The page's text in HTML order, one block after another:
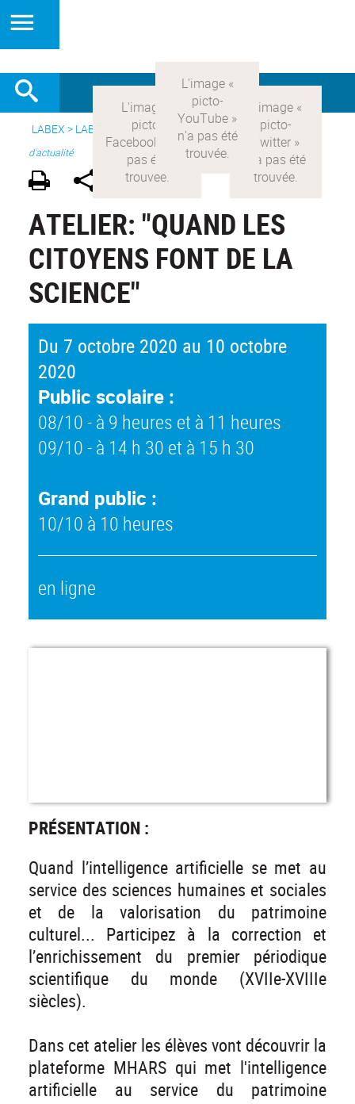
LABEX > LABEX COMOD> Version française
Questions
d'actualité
ATELIER: "QUAND LES
CITOYENS FONT DE LA
SCIENCE"
Du 7 octobre 2020 au 10 octobre
2020
Public scolaire :
08/10 - à 9 heures et à 11 heures
09/10 - à 14 h 30 et à 15 h 30
Grand public :
10/10 à 10 heures
en ligne
PRÉSENTATION :
Quand l’intelligence artificielle se met au
service des sciences humaines et sociales
et de la valorisation du patrimoine
culturel... Participez à la correction et
l’enrichissement du premier périodique
scientifique du monde (XVIIe-XVIIIe
siècles).
Dans cet atelier les élèves vont découvrir la
plateforme MHARS qui met l'intelligence
artificielle au service du patrimoine